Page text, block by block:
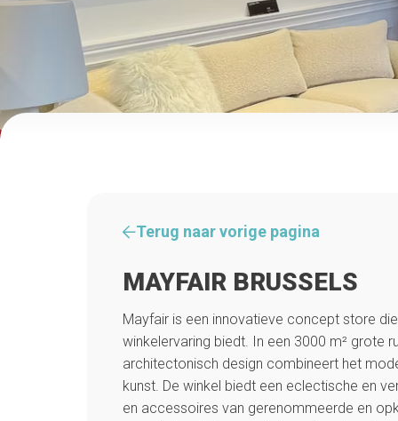
Terug naar vorige pagina
MAYFAIR BRUSSELS
Mayfair is een innovatieve concept store
winkelervaring biedt. In een 3000 m² grote
architectonisch design combineert het
kunst. De winkel biedt een eclectische en
en accessoires van gerenommeerde en